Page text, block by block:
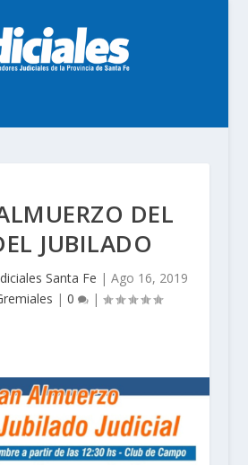
DEL
JUBILADO
Santa Fe |Ago 16, 2019
| 0 |